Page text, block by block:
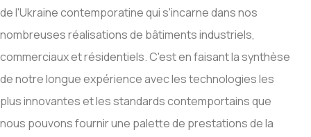
de l'Ukraine contemporatine qui s'incarne dans nos
nombreuses réalisations de bâtiments industriels,
commerciaux et résidentiels. C'est en faisant la synthèse
de notre longue expérience avec les technologies les
plus innovantes et les standards contemportains que
nous pouvons fournir une palette de prestations de la